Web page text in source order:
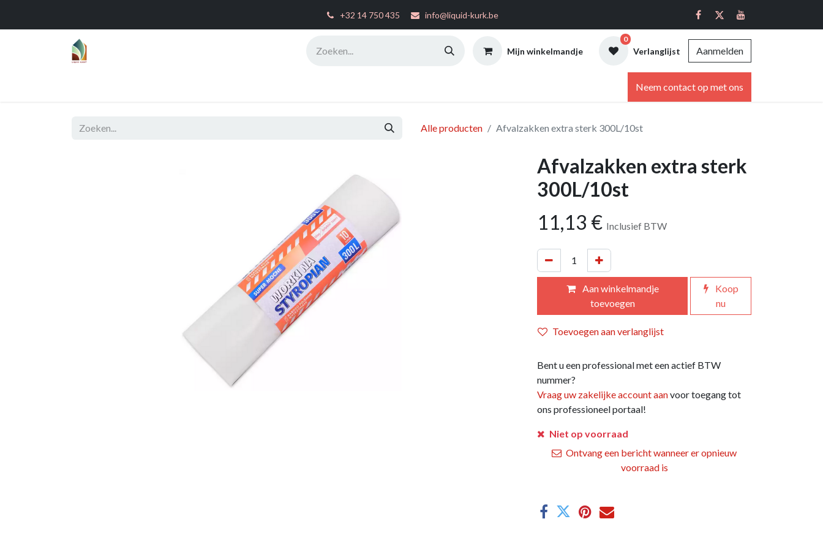
+32 14 750 435 info@liquid-kurk.be
Mijn winkelmandje
0
Verlanglijst Aanmelden
Neem contact op met ons
Alle producten Afvalzakken extra sterk 300L/10st
Afvalzakken extra sterk
300L/10st
11,13 € Inclusief BTW
Aan winkelmandje
toevoegen
Koop
nu
Toevoegen aan verlanglijst
Bent u een professional met een actief BTW
nummer?
Vraag uw zakelijke account aanvoor toegang tot
ons professioneel portaal!
Niet op voorraad
Ontvang een bericht wanneer er opnieuw
voorraad is